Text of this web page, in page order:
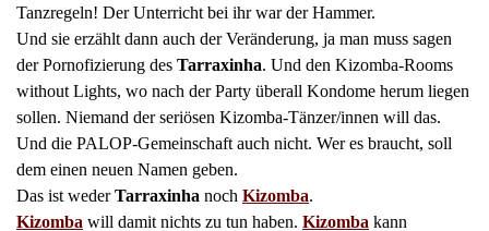
Tanzregeln! Der Unterricht bei ihr war der Hammer.
Und sie erzählt dann auch der Veränderung, ja man muss sagen
der Pornofizierung des Tarraxinha. Und den Kizomba-Rooms
without Lights, wo nach der Party überall Kondome herum liegen
sollen. Niemand der seriösen Kizomba-Tänzer/innen will das.
Und die PALOP-Gemeinschaft auch nicht. Wer es braucht, soll
dem einen neuen Namen geben.
Das ist wederTarraxinha noch Kizomba.
Kizomba will damit nichts zu tun haben. Kizomba kann